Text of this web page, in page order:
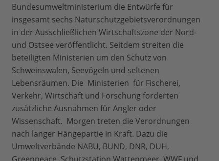
Bundesumweltministerium die Entwürfe für
insgesamt sechs Naturschutzgebietsverordnungen
in der Ausschließlichen Wirtschaftszone der Nord-
und Ostsee veröffentlicht. Seitdem streiten die
beteiligten Ministerien um den Schutz von
Schweinswalen, Seevögeln und seltenen
Lebensräumen. Die Ministerien für Fischerei,
Verkehr, Wirtschaft und Forschung forderten
zusätzliche Ausnahmen für Angler oder
Wissenschaft. Morgen treten die Verordnungen
nach langer Hängepartie in Kraft. Dazu die
Umweltverbände NABU, BUND, DNR, DUH,